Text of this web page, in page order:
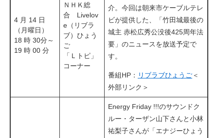
4 月 14 日
（月曜日）
18 時 30分～
19 時 00 分
ＮＨＫ総
合 Livelov
e（リブラ
ブ）ひょう
ご
​「Ｌトピ」
コーナー
介。今回は朝来市ケーブルテレ
ビが提供した、「竹田城最後の
城主 赤松広秀公没後425周年法
要」のニュースを放送予定で
す。
番組HP： リブラブひょうご＜
外部リンク＞
Energy Friday !!!のサウンドク
ルー・ターザン山下さんと小林
祐梨子さんが「エナジーひょう